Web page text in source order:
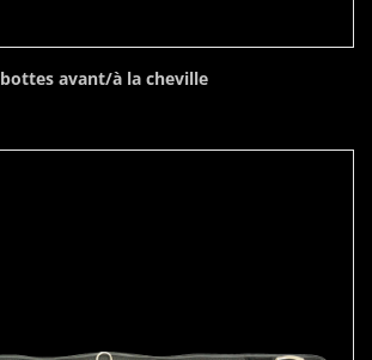
bottes avant/à la cheville